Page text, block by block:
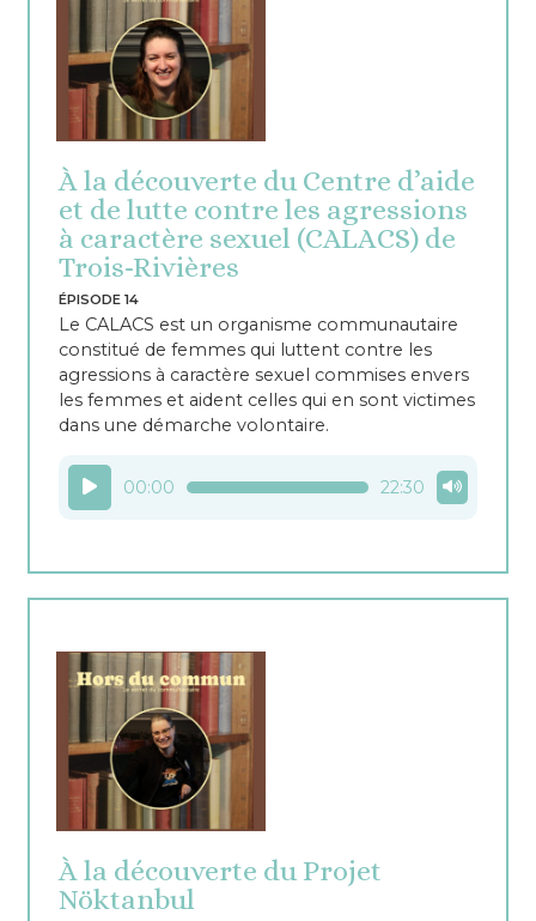
À la découverte du Centre d’aide
et de lutte contre les agressions
à caractère sexuel (CALACS) de
Trois-Rivières
ÉPISODE 14
Le CALACS est un organisme communautaire
constitué de femmes qui luttent contre les
agressions à caractère sexuel commises envers
les femmes et aident celles qui en sont victimes
dans une démarche volontaire.
Lecteur
audio
00:00 22:30
À la découverte du Projet
Nöktanbul